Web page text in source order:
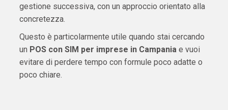
gestione successiva, con un approccio orientato alla
concretezza.
Questo è particolarmente utile quando stai cercando
un POS con SIM per imprese in Campaniae vuoi
evitare di perdere tempo con formule poco adatte o
poco chiare.